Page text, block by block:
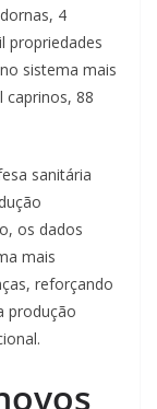
4
propriedades
sistema mais
caprinos, 88
sanitária
os dados
mais
reforçando
produção